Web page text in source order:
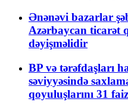
Ənənəvi bazarlar
Azərbaycan ticarət
dəyişməlidir
BP və tərəfdaşları
səviyyəsində
qoyuluşlarını 31